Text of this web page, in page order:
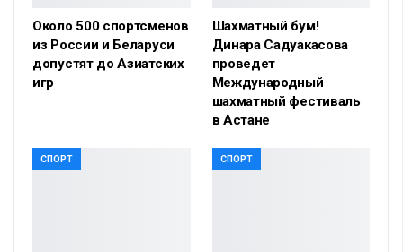
Около 500 спортсменов
из России и Беларуси
допустят до Азиатских
игр
Шахматный бум!
Динара Садуакасова
проведет
Международный
шахматный фестиваль
в Астане
СПОРТ СПОРТ